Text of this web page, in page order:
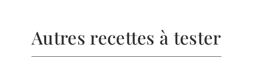
Autres recettes à tester